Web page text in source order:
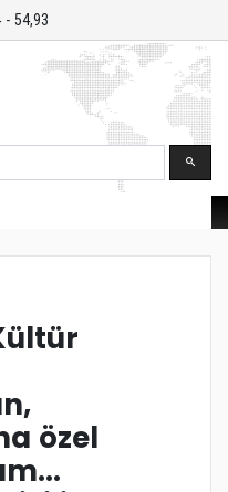
- 54,93
özel